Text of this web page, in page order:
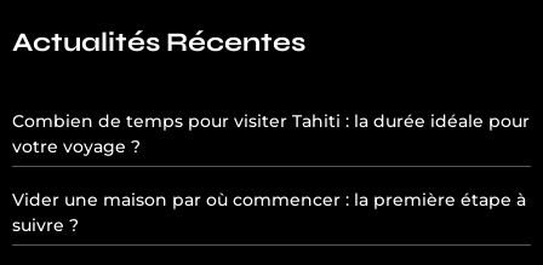
Actualités Récentes
Combien de temps pour visiter Tahiti : la durée idéale pour
votre voyage ?
Vider une maison par où commencer : la première étape à
suivre ?